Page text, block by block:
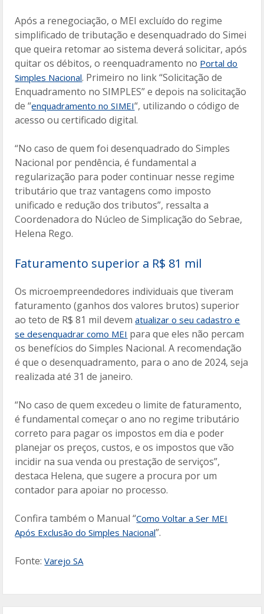
Após a renegociação, o MEI excluído do regime
simplificado de tributação e desenquadrado do Simei
que queira retomar ao sistema deverá solicitar, após
quitar os débitos, o reenquadramento no Portal do
Simples Nacional. Primeiro no link “Solicitação de
Enquadramento no SIMPLES” e depois na solicitação
de “enquadramento no SIMEI“, utilizando o código de
acesso ou certificado digital.
“No caso de quem foi desenquadrado do Simples
Nacional por pendência, é fundamental a
regularização para poder continuar nesse regime
tributário que traz vantagens como imposto
unificado e redução dos tributos”, ressalta a
Coordenadora do Núcleo de Simplicação do Sebrae,
Helena Rego.
Faturamento superior a R$ 81 mil
Os microempreendedores individuais que tiveram
faturamento (ganhos dos valores brutos) superior
ao teto de R$ 81 mil devematualizar o seu cadastro e
se desenquadrar como MEI para que eles não percam
os benefícios do Simples Nacional. A recomendação
é que o desenquadramento, para o ano de 2024, seja
realizada até 31 de janeiro.
“No caso de quem excedeu o limite de faturamento,
é fundamental começar o ano no regime tributário
correto para pagar os impostos em dia e poder
planejar os preços, custos, e os impostos que vão
incidir na sua venda ou prestação de serviços”,
destaca Helena, que sugere a procura por um
contador para apoiar no processo.
Confira também o Manual “Como Voltar a Ser MEI
Após Exclusão do Simples Nacional”.
Fonte:Varejo SA